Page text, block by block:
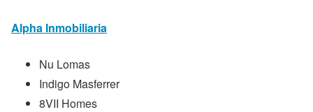
Alpha Inmobiliaria
Nu Lomas
Indigo Masferrer
8VII Homes